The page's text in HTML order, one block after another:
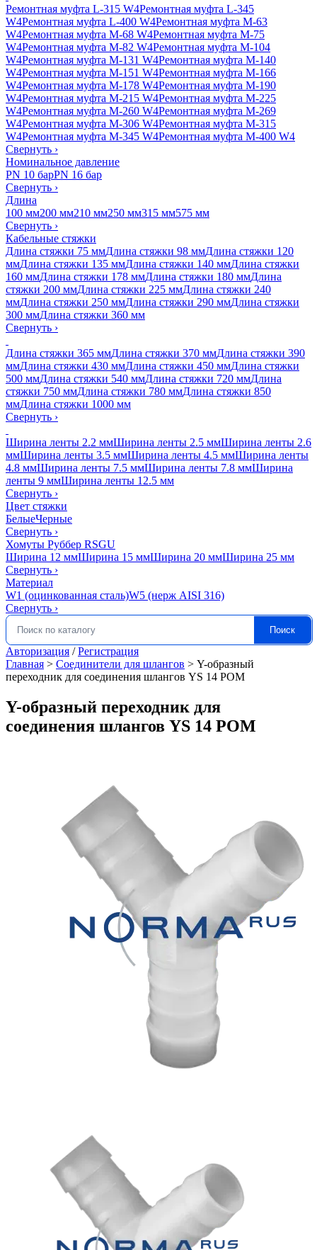
Ремонтная муфта L-315 W4Ремонтная муфта L-345
W4Ремонтная муфта L-400 W4Ремонтная муфта M-63
W4Ремонтная муфта M-68 W4Ремонтная муфта M-75
W4Ремонтная муфта M-82 W4Ремонтная муфта M-104
W4Ремонтная муфта M-131 W4Ремонтная муфта M-140
W4Ремонтная муфта M-151 W4Ремонтная муфта M-166
W4Ремонтная муфта M-178 W4Ремонтная муфта M-190
W4Ремонтная муфта M-215 W4Ремонтная муфта M-225
W4Ремонтная муфта M-260 W4Ремонтная муфта M-269
W4Ремонтная муфта M-306 W4Ремонтная муфта M-315
W4Ремонтная муфта M-345 W4Ремонтная муфта M-400 W4
Свернуть ›
Номинальное давление
PN 10 барPN 16 бар
Свернуть ›
Длина
100 мм200 мм210 мм250 мм315 мм575 мм
Свернуть ›
Кабельные стяжки
Длина стяжки 75 ммДлина стяжки 98 ммДлина стяжки 120
ммДлина стяжки 135 ммДлина стяжки 140 ммДлина стяжки
160 ммДлина стяжки 178 ммДлина стяжки 180 ммДлина
стяжки 200 ммДлина стяжки 225 ммДлина стяжки 240
ммДлина стяжки 250 ммДлина стяжки 290 ммДлина стяжки
300 ммДлина стяжки 360 мм
Свернуть ›
Длина стяжки 365 ммДлина стяжки 370 ммДлина стяжки 390
ммДлина стяжки 430 ммДлина стяжки 450 ммДлина стяжки
500 ммДлина стяжки 540 ммДлина стяжки 720 ммДлина
стяжки 750 ммДлина стяжки 780 ммДлина стяжки 850
ммДлина стяжки 1000 мм
Свернуть ›
Ширина ленты 2.2 ммШирина ленты 2.5 ммШирина ленты 2.6
ммШирина ленты 3.5 ммШирина ленты 4.5 ммШирина ленты
4.8 ммШирина ленты 7.5 ммШирина ленты 7.8 ммШирина
ленты 9 ммШирина ленты 12.5 мм
Свернуть ›
Цвет стяжки
БелыеЧерные
Свернуть ›
Хомуты Руббер RSGU
Ширина 12 ммШирина 15 ммШирина 20 ммШирина 25 мм
Свернуть ›
Материал
W1 (оцинкованная сталь)W5 (нерж AISI 316)
Свернуть ›
Искать: Поиск
Авторизация /Регистрация
Главная > Соединители для шлангов > Y-образный
переходник для соединения шлангов YS 14 POM
Y-образный переходник для
соединения шлангов YS 14 POM